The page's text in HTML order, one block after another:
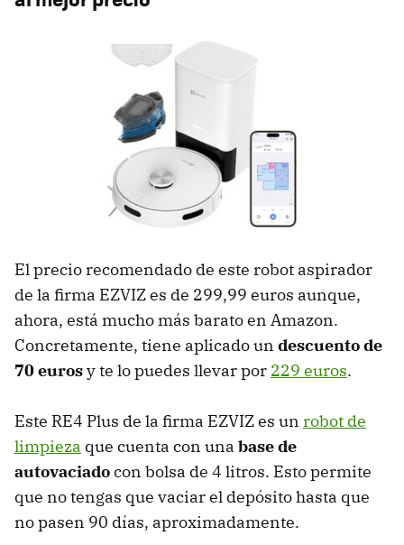
El precio recomendado de este robot aspirador
de la firma EZVIZ es de 299,99 euros aunque,
ahora, está mucho más barato en Amazon.
Concretamente, tiene aplicado un descuento de
70 eurosy te lo puedes llevar por 229 euros.
Este RE4 Plus de la firma EZVIZ es un robot de
limpieza que cuenta con una base de
autovaciadocon bolsa de 4 litros. Esto permite
que no tengas que vaciar el depósito hasta que
no pasen 90 días, aproximadamente.